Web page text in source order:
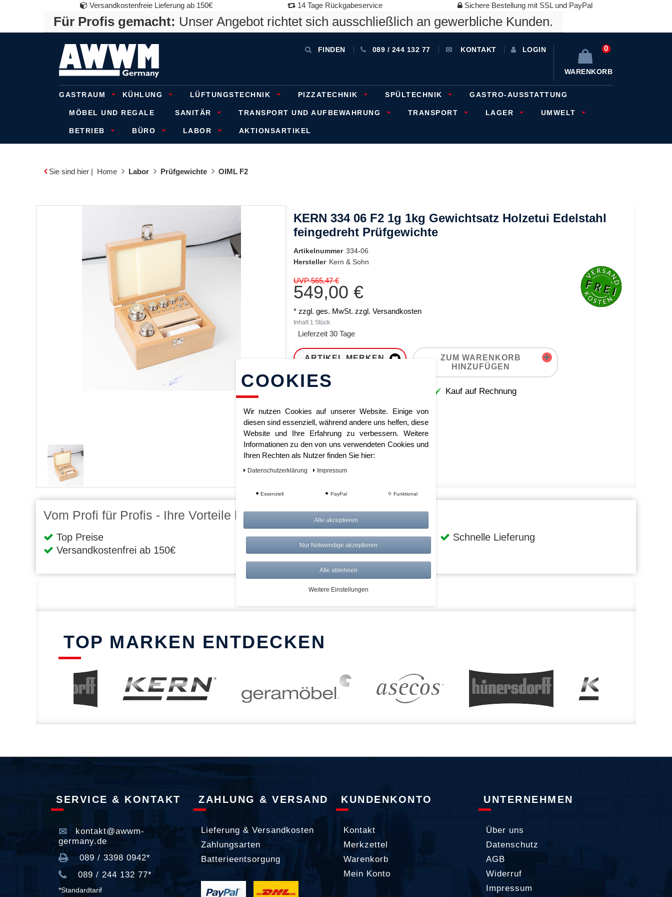
Versandkostenfreie Lieferung ab 150€ 14 Tage Rückgabeservice Sichere Bestellung mit SSL und PayPal
Für Profis gemacht: Unser Angebot richtet sich ausschließlich an gewerbliche Kunden.
FINDEN 089 / 244 132 77 KONTAKT LOGIN 0
WARENKORB
GASTRAUM KÜHLUNG LÜFTUNGSTECHNIK PIZZATECHNIK SPÜLTECHNIK GASTRO-AUSSTATTUNG
MÖBEL UND REGALE SANITÄR TRANSPORT UND AUFBEWAHRUNG TRANSPORT LAGER UMWELT
BETRIEB BÜRO LABOR AKTIONSARTIKEL
Sie sind hier | Home Labor Prüfgewichte OIML F2
KERN 334 06 F2 1g 1kg Gewichtsatz Holzetui Edelstahl
feingedreht Prüfgewichte
Artikelnummer 334-06
Hersteller Kern & Sohn
UVP 565,47 €
549,00 €
* zzgl. ges. MwSt. zzgl. Versandkosten
Inhalt 1 Stück
Lieferzeit 30 Tage
ARTIKEL MERKEN
ZUM WARENKORB
HINZUFÜGEN
Kauf auf Rechnung
Vom Profi für Profis - Ihre Vorteile bei AWWM:
Top Preise
Versandkostenfrei ab 150€
Risikolos: 14 Tage Rückgabe
Über 20.000 Artikel
Schnelle Lieferung
TOP MARKEN ENTDECKEN
SERVICE & KONTAKT
kontakt@awwm-
germany.de
089 / 3398 0942*
089 / 244 132 77*
*Standardtarif
ZAHLUNG & VERSAND
Lieferung & Versandkosten
Zahlungsarten
Batterieentsorgung
KUNDENKONTO
Kontakt
Merkzettel
Warenkorb
Mein Konto
UNTERNEHMEN
Über uns
Datenschutz
AGB
Widerruf
Impressum
COOKIES
Wir nutzen Cookies auf unserer Website. Einige von
diesen sind essenziell, während andere uns helfen, diese
Website und Ihre Erfahrung zu verbessern. Weitere
Informationen zu den von uns verwendeten Cookies und
Ihren Rechten als Nutzer finden Sie hier:
Daten­schutz­erklärung Impressum
Essenziell PayPal Funktional
Alle akzeptieren
Nur Notwendige akzeptieren
Alle ablehnen
Weitere Einstellungen